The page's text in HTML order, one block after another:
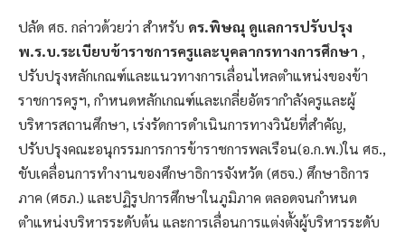
ปลัด ศธ. กล่าวด้วยว่า สำหรับ ดร.พิษณุ ดูแลการปรับปรุง
พ.ร.บ.ระเบียบข้าราชการครูและบุคลากรทางการศึกษา ,
ปรับปรุงหลักเกณฑ์และแนวทางการเลื่อนไหลตำแหน่งของข้า
ราชการครูฯ, กำหนดหลักเกณฑ์และเกลี่ยอัตรากำลังครูและผู้
บริหารสถานศึกษา, เร่งรัดการดำเนินการทางวินัยที่สำคัญ,
ปรับปรุงคณะอนุกรรมการการข้าราชการพลเรือน(อ.ก.พ.)ใน ศธ.,
ขับเคลื่อนการทำงานของศึกษาธิการจังหวัด (ศธจ.) ศึกษาธิการ
ภาค (ศธภ.) และปฏิรูปการศึกษาในภูมิภาค ตลอดจนกำหนด
ตำแหน่งบริหารระดับต้น และการเลื่อนการแต่งตั้งผู้บริหารระดับ